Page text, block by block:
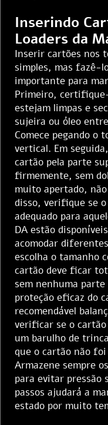
Inserindo
Loaders da
Inserir cartões nos
simples, mas fazê-
importante para
Primeiro,
estejam limpas e
sujeira ou óleo
Comece pegando o
vertical. Em
cartão pela parte
firmemente, sem
muito apertado,
disso, verifique se
adequado para
DA estão
acomodar
escolha o tamanho
cartão deve ficar
sem nenhuma
proteção eficaz do
recomendável
verificar se o
um barulho de
que o cartão não
Armazene sempre
para evitar pressão
passos ajudará a
estado por muito